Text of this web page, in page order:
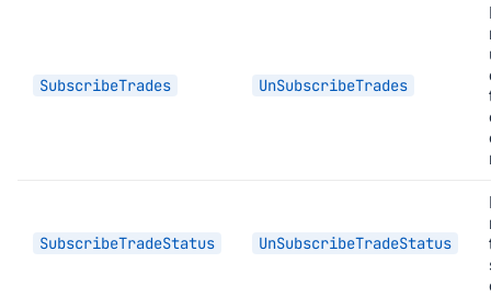
SubscribeTrades UnSubscribeTrades
SubscribeTradeStatus UnSubscribeTradeStatus